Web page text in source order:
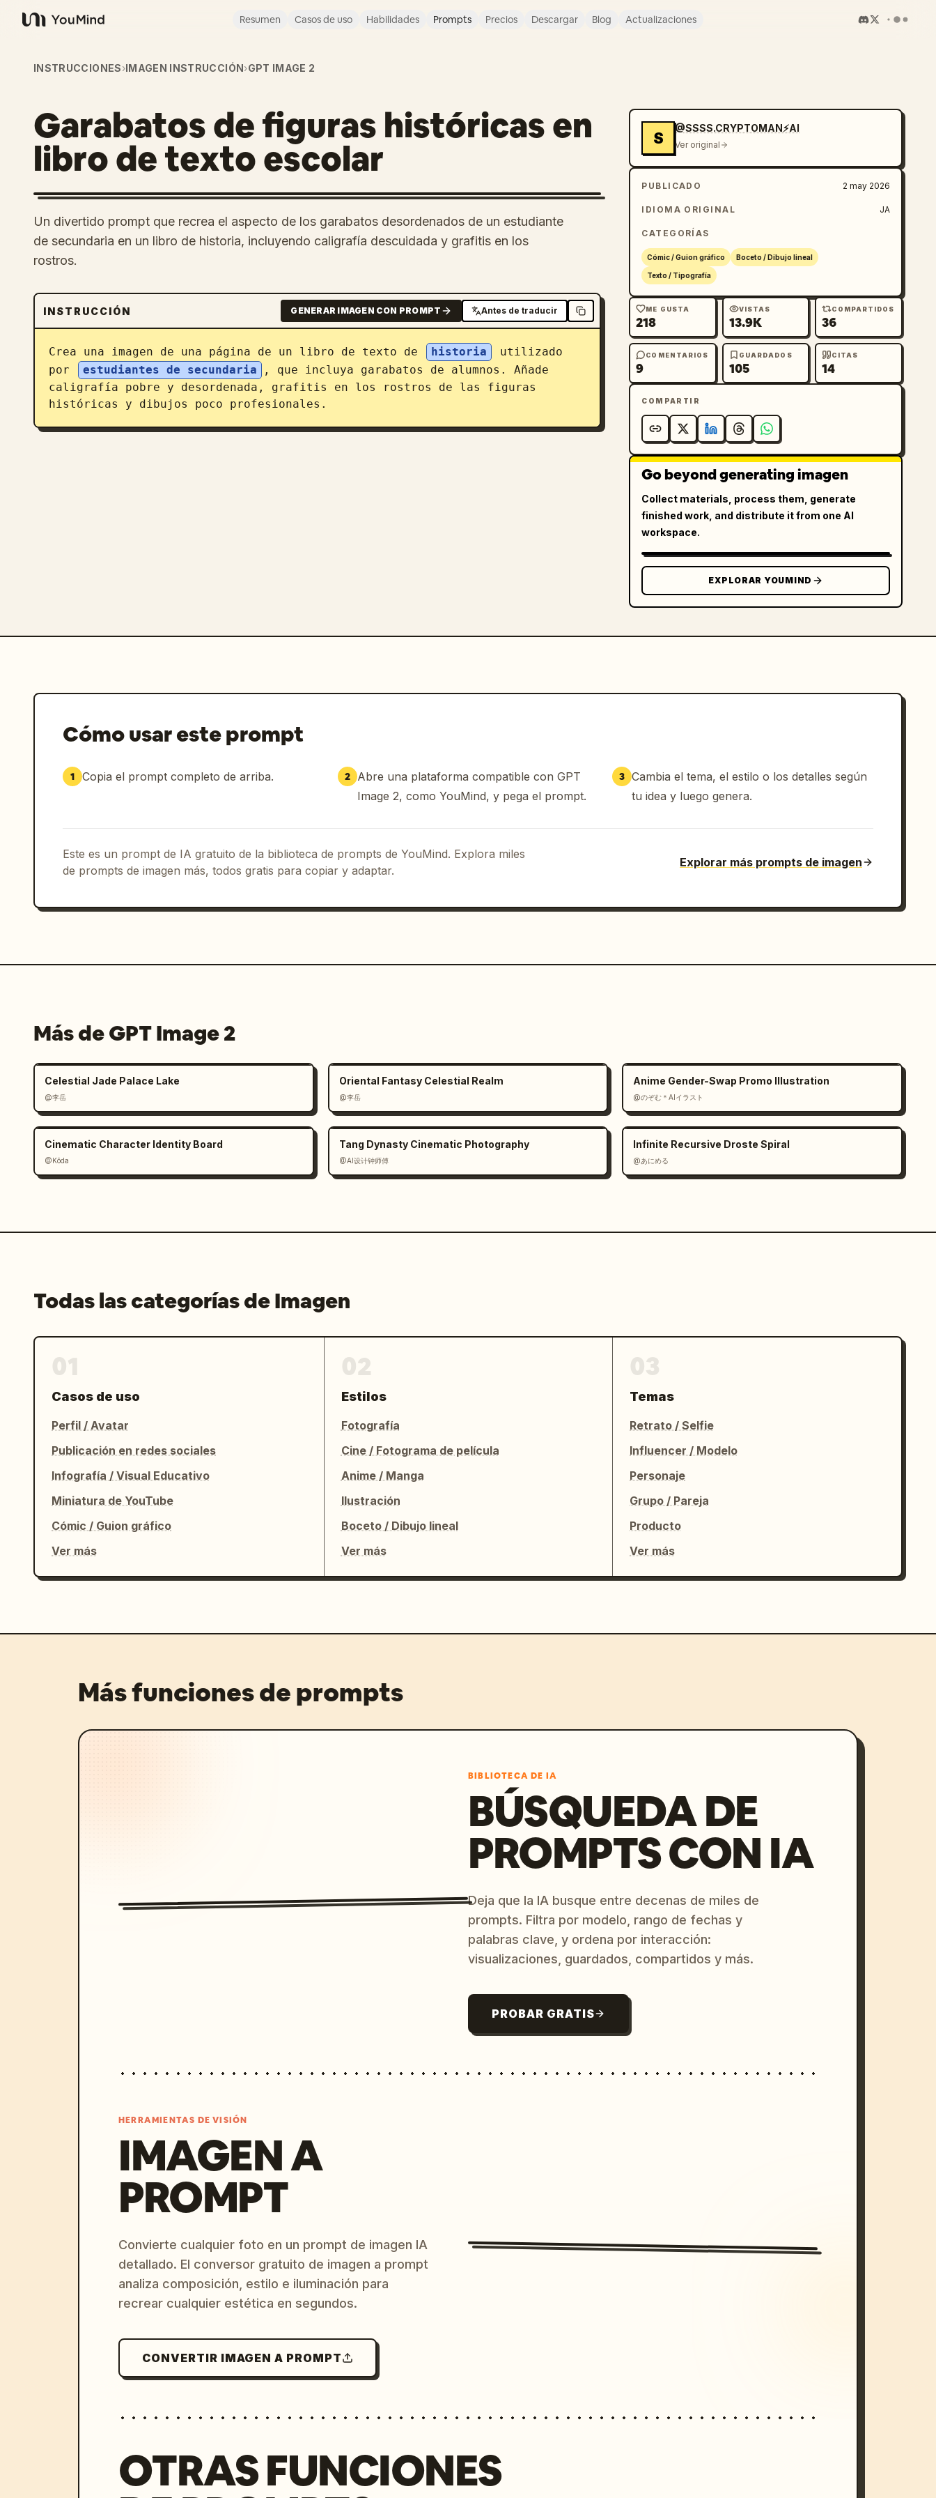
YouMind
Resumen Casos de uso Habilidades Prompts Precios Descargar Blog Actualizaciones
INSTRUCCIONES›IMAGEN INSTRUCCIÓN›GPT IMAGE 2
Garabatos de figuras históricas en
libro de texto escolar
Un divertido prompt que recrea el aspecto de los garabatos desordenados de un estudiante
de secundaria en un libro de historia, incluyendo caligrafía descuidada y grafitis en los
rostros.
INSTRUCCIÓN GENERAR IMAGEN CON PROMPT Antes de traducir
Crea una imagen de una página de un libro de texto de historia
utilizado
por
estudiantes de secundaria
, que incluya garabatos de alumnos. Añade
caligrafía pobre y desordenada, grafitis en los rostros de las figuras
históricas y dibujos poco profesionales.
S
@SSSS.CRYPTOMAN⚡️AI
Ver original
PUBLICADO 2 may 2026
IDIOMA ORIGINAL JA
CATEGORÍAS
Cómic / Guion gráfico Boceto / Dibujo lineal
Texto / Tipografía
ME GUSTA
218
VISTAS
13.9K
COMPARTIDOS
36
COMENTARIOS
9
GUARDADOS
105
CITAS
14
COMPARTIR
Go beyond generating imagen
Collect materials, process them, generate
finished work, and distribute it from one AI
workspace.
EXPLORAR YOUMIND
Cómo usar este prompt
1 Copia el prompt completo de arriba. 2 Abre una plataforma compatible con GPT
Image 2, como YouMind, y pega el prompt.
3 Cambia el tema, el estilo o los detalles según
tu idea y luego genera.
Este es un prompt de IA gratuito de la biblioteca de prompts de YouMind. Explora miles
de prompts de imagen más, todos gratis para copiar y adaptar.
Explorar más prompts de imagen
Más de GPT Image 2
Celestial Jade Palace Lake
@李岳
Oriental Fantasy Celestial Realm
@李岳
Anime Gender-Swap Promo Illustration
@のぞむ＊AIイラスト
Cinematic Character Identity Board
@Kōda
Tang Dynasty Cinematic Photography
@AI设计钟师傅
Infinite Recursive Droste Spiral
@あにめる
Todas las categorías de Imagen
Casos de uso
Perfil / Avatar
Publicación en redes sociales
Infografía / Visual Educativo
Miniatura de YouTube
Cómic / Guion gráfico
Ver más
Estilos
Fotografía
Cine / Fotograma de película
Anime / Manga
Ilustración
Boceto / Dibujo lineal
Ver más
Temas
Retrato / Selfie
Influencer / Modelo
Personaje
Grupo / Pareja
Producto
Ver más
Más funciones de prompts
BIBLIOTECA DE IA
BÚSQUEDA DE
PROMPTS CON IA
Deja que la IA busque entre decenas de miles de
prompts. Filtra por modelo, rango de fechas y
palabras clave, y ordena por interacción:
visualizaciones, guardados, compartidos y más.
PROBAR GRATIS
HERRAMIENTAS DE VISIÓN
IMAGEN A
PROMPT
Convierte cualquier foto en un prompt de imagen IA
detallado. El conversor gratuito de imagen a prompt
analiza composición, estilo e iluminación para
recrear cualquier estética en segundos.
CONVERTIR IMAGEN A PROMPT
OTRAS FUNCIONES